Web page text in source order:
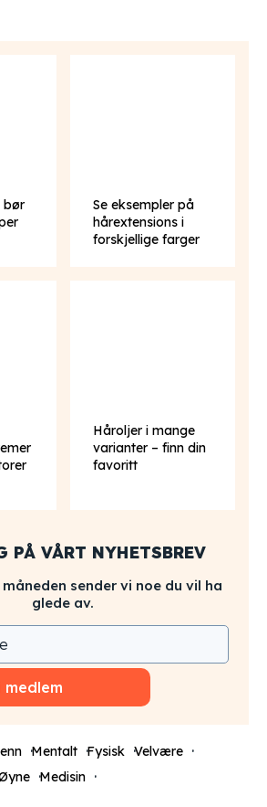
bør
Se eksempler på
hårextensions i
forskjellige farger
Håroljer i mange
varianter – finn din
favoritt
PÅ VÅRT NYHETSBREV
sender vi noe du vil ha
glede av.
medlem
Mentalt Fysisk Velvære
Medisin